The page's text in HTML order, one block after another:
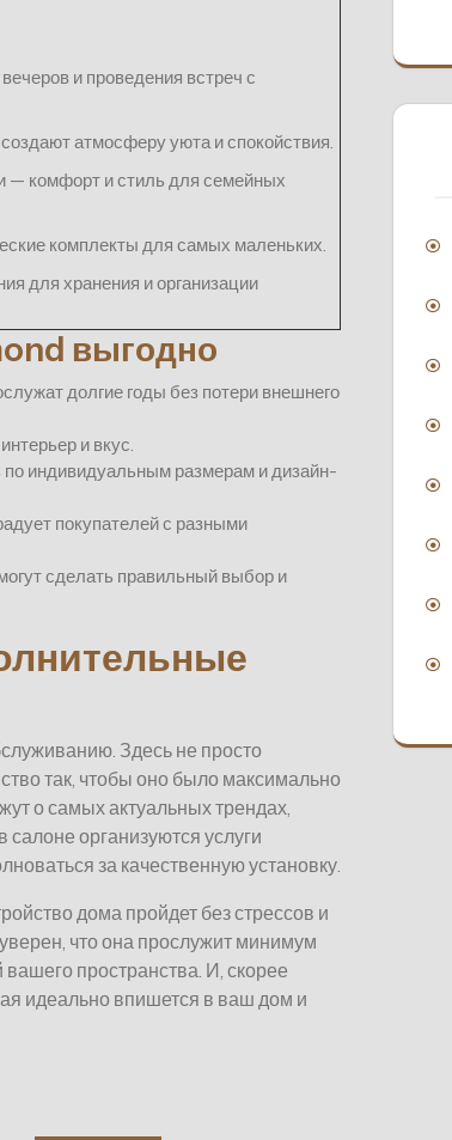
и проведения встреч с
атмосферу уюта и спокойствия.
— комфорт и стиль для семейных
комплекты для самых маленьких.
для хранения и организации
выгодно
долгие годы без потери внешнего
и вкус.
индивидуальным размерам и дизайн-
покупателей с разными
сделать правильный выбор и
Здесь не просто
так, чтобы оно было максимально
о самых актуальных трендах,
организуются услуги
за качественную установку.
дома пройдет без стрессов и
что она прослужит минимум
пространства. И, скорее
идеально впишется в ваш дом и